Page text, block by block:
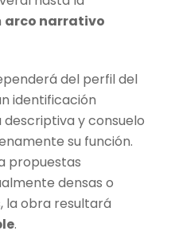
arco narrativo
del perfil del
identificación
y consuelo
su función.
propuestas
densas o
la obra resultará
.